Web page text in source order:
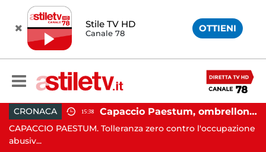
Stile TV HD
Canale 78 OTTIENI
CRONACA 15:38 Capaccio Paestum, ombrellone selvaggio: blitz della Municipale, sgomberate tutte le spiagge libere
CAPACCIO PAESTUM. Tolleranza zero contro l'occupazione
abusiv...